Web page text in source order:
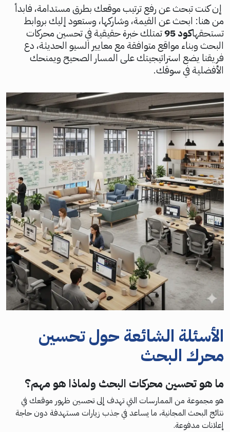
إن كنت تبحث عن رفع ترتيب موقعك بطرق مستدامة، فابدأ
من هنا: ابحث عن القيمة، وشاركها، وستعود إليك بروابط
تستحقهاكود 95
تمتلك خبرة حقيقية في تحسين محركات
البحث وبناء مواقع متوافقة مع معايير السيو الحديثة، دع
فريقنا يضع استراتيجيتك على المسار الصحيح ويمنحك
الأفضلية في سوقك.
الأسئلة الشائعة حول تحسين
محرك البحث
ما هو تحسين محركات البحث ولماذا هو مهم؟
هو مجموعة من الممارسات التي تهدف إلى تحسين ظهور موقعك في
نتائج البحث المجانية، ما يساعد في جذب زيارات مستهدفة دون حاجة
إعلانات مدفوعة.